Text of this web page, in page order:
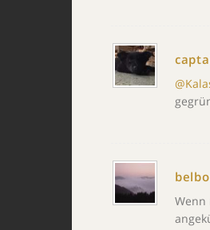
Wenn